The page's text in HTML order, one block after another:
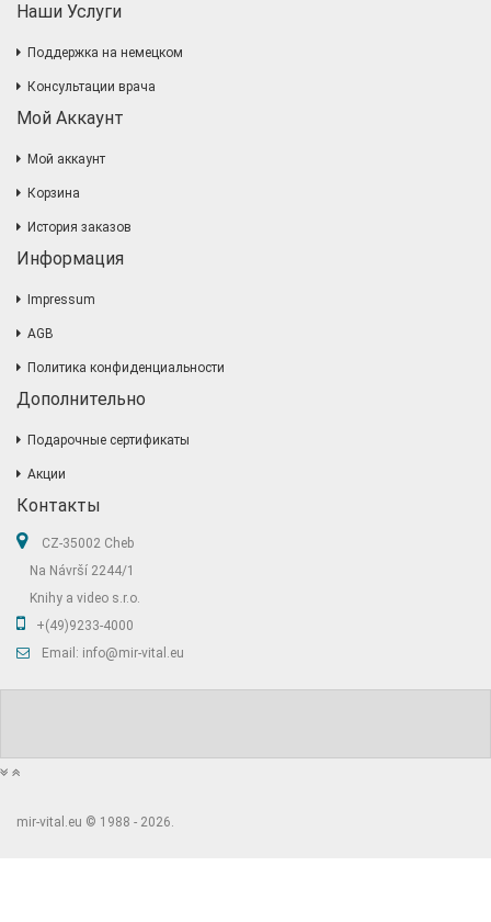
Наши Услуги
Поддержка на немецком
Консультации врача
Мой Аккаунт
Мой аккаунт
Корзина
История заказов
Информация
Impressum
AGB
Политика конфиденциальности
Дополнительно
Подарочные сертификаты
Акции
Контакты
CZ-35002 Cheb
Na Návrší 2244/1
Knihy a video s.r.o.
+(49)9233-4000
Email: info@mir-vital.eu
mir-vital.eu © 1988 - 2026.